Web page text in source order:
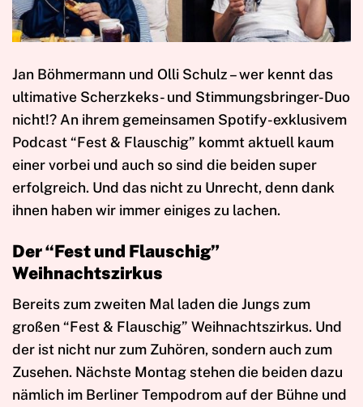
Jan Böhmermann und Olli Schulz – wer kennt das
ultimative Scherzkeks- und Stimmungsbringer-Duo
nicht!? An ihrem gemeinsamen Spotify-exklusivem
Podcast “Fest & Flauschig” kommt aktuell kaum
einer vorbei und auch so sind die beiden super
erfolgreich. Und das nicht zu Unrecht, denn dank
ihnen haben wir immer einiges zu lachen.
Der “Fest und Flauschig”
Weihnachtszirkus
Bereits zum zweiten Mal laden die Jungs zum
großen “Fest & Flauschig” Weihnachtszirkus. Und
der ist nicht nur zum Zuhören, sondern auch zum
Zusehen. Nächste Montag stehen die beiden dazu
nämlich im Berliner Tempodrom auf der Bühne und